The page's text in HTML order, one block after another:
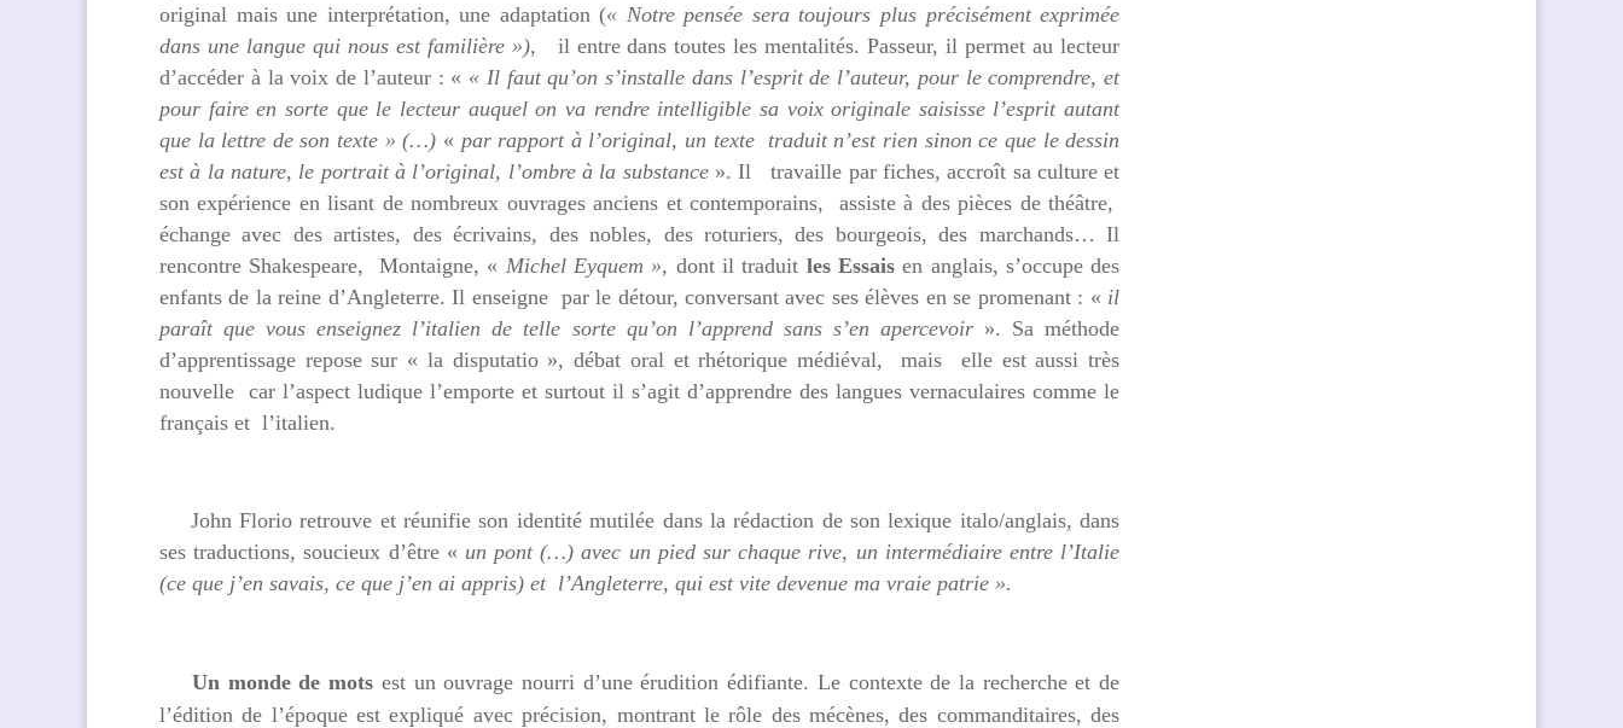
original mais une interprétation, une adaptation (« Notre pensée sera toujours plus précisément exprimée
dans une langue qui nous est familière »),
il entre dans toutes les mentalités. Passeur, il permet au lecteur
d’accéder à la voix de l’auteur : « « Il faut qu’on s’installe dans l’esprit de l’auteur, pour le comprendre, et
pour faire en sorte que le lecteur auquel on va rendre intelligible sa voix originale saisisse l’esprit autant
que la lettre de son texte » (…) « par rapport à l’original, un texte
traduit n’est rien sinon ce que le dessin
est à la nature, le portrait à l’original, l’ombre à la substance». Il
travaille par fiches, accroît sa culture et
son expérience en lisant de nombreux ouvrages anciens et contemporains, assiste à des pièces de théâtre,
échange avec des artistes, des écrivains, des nobles, des roturiers, des bourgeois, des marchands… Il
rencontre Shakespeare, Montaigne, « Michel Eyquem », dont il traduit les Essaisen anglais, s’occupe des
enfants de la reine d’Angleterre. Il enseigne par le détour, conversant avec ses élèves en se promenant : « il
paraît que vous enseignez l’italien de telle sorte qu’on l’apprend sans s’en apercevoir». Sa méthode
d’apprentissage repose sur « la disputatio », débat oral et rhétorique médiéval, mais elle est aussi très
nouvelle car l’aspect ludique l’emporte et surtout il s’agit d’apprendre des langues vernaculaires comme le
français et l’italien.
John Florio retrouve et réunifie son identité mutilée dans la rédaction de son lexique italo/anglais, dans
ses traductions, soucieux d’être « un pont (…) avec un pied sur chaque rive, un intermédiaire entre l’Italie
(ce que j’en savais, ce que j’en ai appris) et l’Angleterre, qui est vite devenue ma vraie patrie ».
Un monde de mots est un ouvrage nourri d’une érudition édifiante. Le contexte de la recherche et de
l’édition de l’époque est expliqué avec précision, montrant le rôle des mécènes, des commanditaires, des